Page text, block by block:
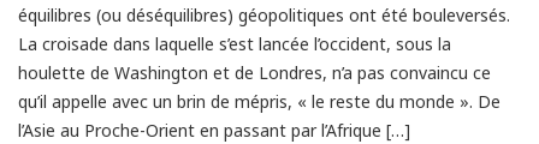
équilibres (ou déséquilibres) géopolitiques ont été bouleversés.
La croisade dans laquelle s’est lancée l’occident, sous la
houlette de Washington et de Londres, n’a pas convaincu ce
qu’il appelle avec un brin de mépris, « le reste du monde ». De
l’Asie au Proche-Orient en passant par l’Afrique […]